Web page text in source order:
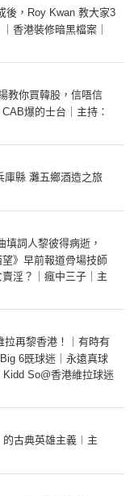
後，Roy Kwan 教大家3
香港裝修暗黑檔案｜
教你買韓股，信唔信
爆的士台｜主持：
庫縣 灘五鄉酒造之旅
填詞人黎彼得病逝，
》早前報道骨場技師
淫？｜瘋中三子｜主
拉再黎香港！｜有時有
6既球迷｜永遠真球
So@香港維拉球迷
的古典英雄主義︱主